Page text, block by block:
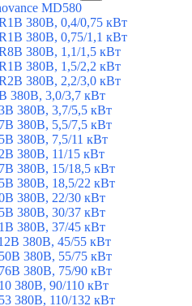
MD580
380В, 0,4/0,75 кВт
380В, 0,75/1,1 кВт
380В, 1,1/1,5 кВт
380В, 1,5/2,2 кВт
380В, 2,2/3,0 кВт
380В, 3,0/3,7 кВт
380В, 3,7/5,5 кВт
380В, 5,5/7,5 кВт
380В, 7,5/11 кВт
380В, 11/15 кВт
380В, 15/18,5 кВт
380В, 18,5/22 кВт
380В, 22/30 кВт
380В, 30/37 кВт
380В, 37/45 кВт
380В, 45/55 кВт
380В, 55/75 кВт
380В, 75/90 кВт
380В, 90/110 кВт
380В, 110/132 кВт